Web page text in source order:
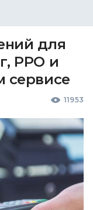
для
РРО и
сервисе
11953